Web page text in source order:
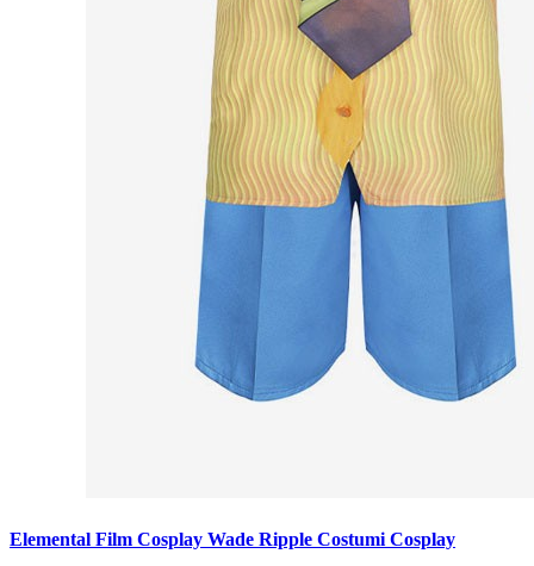
Elemental Film Cosplay Wade Ripple Costumi Cosplay